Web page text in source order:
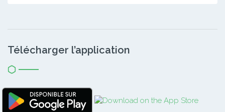
Télécharger l’application